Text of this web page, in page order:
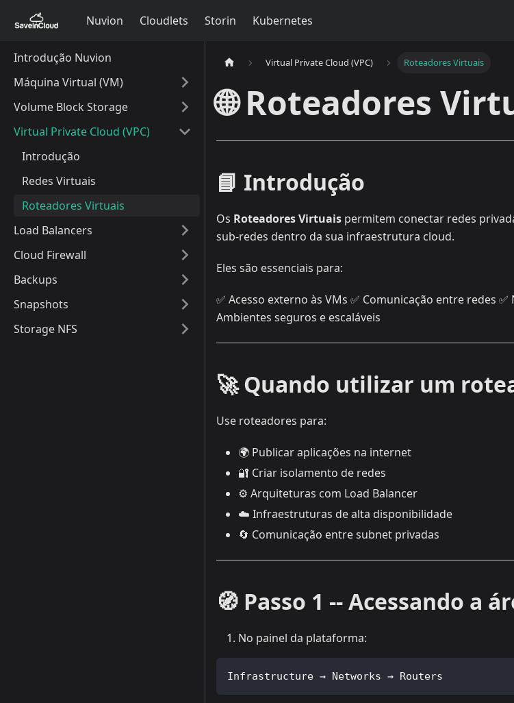
Nuvion Cloudlets Storin Kubernetes
Introdução Nuvion
Máquina Virtual (VM)
Volume Block Storage
Virtual Private Cloud (VPC)
Introdução
Redes Virtuais
Roteadores Virtuais
Load Balancers
Cloud Firewall
Backups
Snapshots
Storage NFS
Virtual Private Cloud (VPC) Roteadores Virtuais
🌐 Roteadores
📘 Introdução
Os Roteadores Virtuais permitem conectar redes
sub-redes dentro da sua infraestrutura cloud.
Eles são essenciais para:
✅ Acesso externo às VMs ✅ Comunicação entre redes
Ambientes seguros e escaláveis
🚀 Quando utilizar um
Use roteadores para:
🌍 Publicar aplicações na internet
🔐 Criar isolamento de redes
⚙️ Arquiteturas com Load Balancer
☁️ Infraestruturas de alta disponibilidade
🔄 Comunicação entre subnet privadas
🧭 Passo 1 -- Acessando a
No painel da plataforma:
Infrastructure → Networks → Routers